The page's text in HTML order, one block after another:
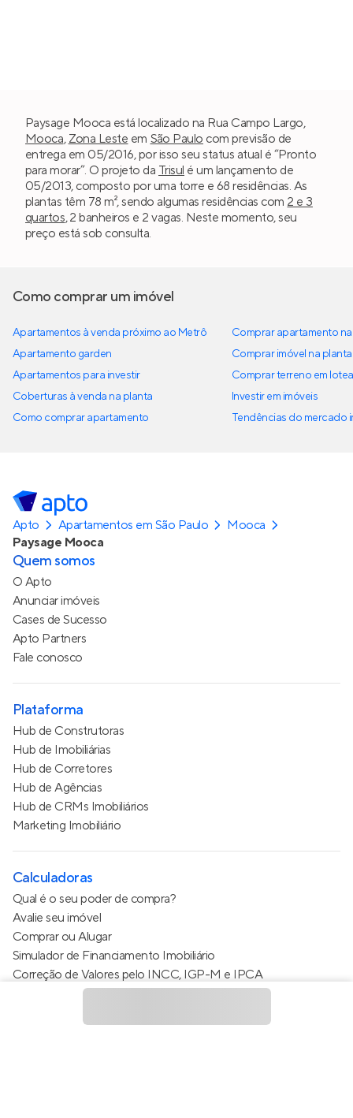
Paysage Mooca está localizado na Rua Campo Largo,
Mooca, Zona Leste em São Paulo com previsão de
entrega em 05/2016, por isso seu status atual é “Pronto
para morar”. O projeto da Trisul é um lançamento de
05/2013, composto por uma torre e 68 residências. As
plantas têm 78 m², sendo algumas residências com 2 e 3
quartos, 2 banheiros e 2 vagas. Neste momento, seu
preço está sob consulta.
Como comprar um imóvel
Apartamentos à venda próximo ao Metrô
Apartamento garden
Apartamentos para investir
Coberturas à venda na planta
Como comprar apartamento
Comprar apartamento
Comprar imóvel na planta
Comprar terreno em
Investir em imóveis
Tendências do mercado
Apto Apartamentos em São Paulo
Mooca
Paysage Mooca
Quem somos
O Apto
Anunciar imóveis
Cases de Sucesso
Apto Partners
Fale conosco
Plataforma
Hub de Construtoras
Hub de Imobiliárias
Hub de Corretores
Hub de Agências
Hub de CRMs Imobiliários
Marketing Imobiliário
Calculadoras
Qual é o seu poder de compra?
Avalie seu imóvel
Comprar ou Alugar
Simulador de Financiamento Imobiliário
Correção de Valores pelo INCC, IGP-M e IPCA
Estimativa de valor do condomínio